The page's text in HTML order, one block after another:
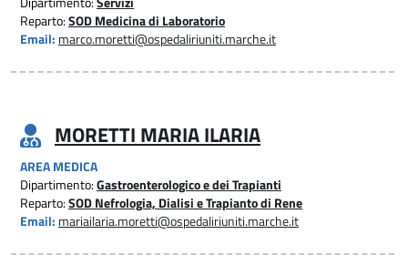
Reparto:SOD Medicina di Laboratorio
Email: marco.moretti@ospedaliriuniti.marche.it
MORETTI MARIA ILARIA
AREA MEDICA
Dipartimento:Gastroenterologico e dei Trapianti
Reparto:SOD Nefrologia, Dialisi e Trapianto di Rene
Email: mariailaria.moretti@ospedaliriuniti.marche.it